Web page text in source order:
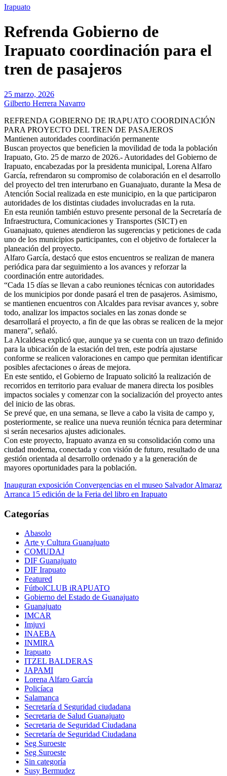
Irapuato
Refrenda Gobierno de
Irapuato coordinación para el
tren de pasajeros
25 marzo, 2026
Gilberto Herrera Navarro
REFRENDA GOBIERNO DE IRAPUATO COORDINACIÓN
PARA PROYECTO DEL TREN DE PASAJEROS
Mantienen autoridades coordinación permanente
Buscan proyectos que beneficien la movilidad de toda la población
Irapuato, Gto. 25 de marzo de 2026.- Autoridades del Gobierno de
Irapuato, encabezadas por la presidenta municipal, Lorena Alfaro
García, refrendaron su compromiso de colaboración en el desarrollo
del proyecto del tren interurbano en Guanajuato, durante la Mesa de
Atención Social realizada en este municipio, en la que participaron
autoridades de los distintas ciudades involucradas en la ruta.
En esta reunión también estuvo presente personal de la Secretaría de
Infraestructura, Comunicaciones y Transportes (SICT) en
Guanajuato, quienes atendieron las sugerencias y peticiones de cada
uno de los municipios participantes, con el objetivo de fortalecer la
planeación del proyecto.
Alfaro García, destacó que estos encuentros se realizan de manera
periódica para dar seguimiento a los avances y reforzar la
coordinación entre autoridades.
“Cada 15 días se llevan a cabo reuniones técnicas con autoridades
de los municipios por donde pasará el tren de pasajeros. Asimismo,
se mantienen encuentros con Alcaldes para revisar avances y, sobre
todo, analizar los impactos sociales en las zonas donde se
desarrollará el proyecto, a fin de que las obras se realicen de la mejor
manera”, señaló.
La Alcaldesa explicó que, aunque ya se cuenta con un trazo definido
para la ubicación de la estación del tren, este podría ajustarse
conforme se realicen valoraciones en campo que permitan identificar
posibles afectaciones o áreas de mejora.
En este sentido, el Gobierno de Irapuato solicitó la realización de
recorridos en territorio para evaluar de manera directa los posibles
impactos sociales y comenzar con la socialización del proyecto antes
del inicio de las obras.
Se prevé que, en una semana, se lleve a cabo la visita de campo y,
posteriormente, se realice una nueva reunión técnica para determinar
si serán necesarios ajustes adicionales.
Con este proyecto, Irapuato avanza en su consolidación como una
ciudad moderna, conectada y con visión de futuro, resultado de una
gestión orientada al desarrollo ordenado y a la generación de
mayores oportunidades para la población.
Navegación
de
entradas
Inauguran exposición Convergencias en el museo Salvador Almaraz
Arranca 15 edición de la Feria del libro en Irapuato
Categorías
Abasolo
Arte y Cultura Guanajuato
COMUDAJ
DIF Guanajuato
DIF Irapuato
Featured
FútbolCLUB iRAPUATO
Gobierno del Estado de Guanajuato
Guanajuato
IMCAR
Imjuvi
INAEBA
INMIRA
Irapuato
ITZEL BALDERAS
JAPAMI
Lorena Alfaro García
Policíaca
Salamanca
Secretaría d Seguridad ciudadana
Secretaria de Salud Guanajuato
Secretaria de Seguridad Ciudadana
Secretaría de Seguridad Ciudadana
Seg Suroeste
Seg Suroeste
Sin categoría
Susy Bermudez